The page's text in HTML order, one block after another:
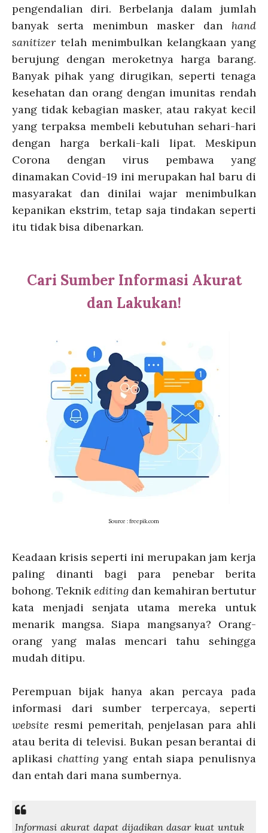
pengendalian diri. Berbelanja dalam jumlah
banyak serta menimbun masker dan hand
sanitizer telah menimbulkan kelangkaan yang
berujung dengan meroketnya harga barang.
Banyak pihak yang dirugikan, seperti tenaga
kesehatan dan orang dengan imunitas rendah
yang tidak kebagian masker, atau rakyat kecil
yang terpaksa membeli kebutuhan sehari-hari
dengan harga berkali-kali lipat. Meskipun
Corona dengan virus pembawa yang
dinamakan Covid-19 ini merupakan hal baru di
masyarakat dan dinilai wajar menimbulkan
kepanikan ekstrim, tetap saja tindakan seperti
itu tidak bisa dibenarkan.
Cari Sumber Informasi Akurat
dan Lakukan!
Source : freepik.com
Keadaan krisis seperti ini merupakan jam kerja
paling dinanti bagi para penebar berita
bohong. Teknikediting dan kemahiran bertutur
kata menjadi senjata utama mereka untuk
menarik mangsa. Siapa mangsanya? Orang-
orang yang malas mencari tahu sehingga
mudah ditipu.
Perempuan bijak hanya akan percaya pada
informasi dari sumber terpercaya, seperti
website resmi pemeritah, penjelasan para ahli
atau berita di televisi. Bukan pesan berantai di
aplikasi chattingyang entah siapa penulisnya
dan entah dari mana sumbernya.
Informasi akurat dapat dijadikan dasar kuat untuk